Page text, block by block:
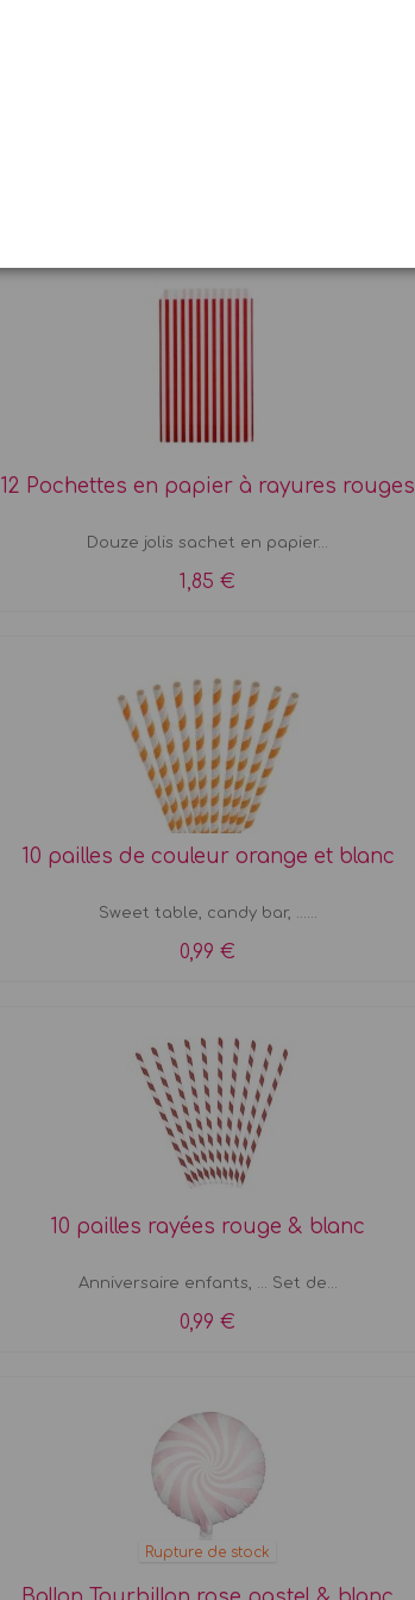
12 Pochettes en papier à rayures rouges
Douze jolis sachet en papier...
1,85 €
10 pailles de couleur orange et blanc
Sweet table, candy bar, ......
0,99 €
10 pailles rayées rouge & blanc
Anniversaire enfants, ... Set de...
0,99 €
Rupture de stock